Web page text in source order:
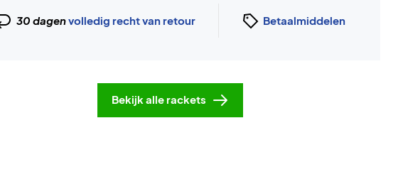
30 dagenvolledig recht van retour Betaalmiddelen
Bekijk alle rackets